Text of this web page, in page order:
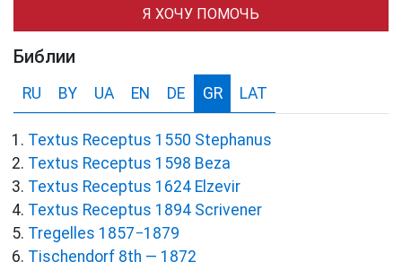
Я ХОЧУ ПОМОЧЬ
Библии
RU BY UA EN DE GR LAT
Textus Receptus 1550 Stephanus
Textus Receptus 1598 Beza
Textus Receptus 1624 Elzevir
Textus Receptus 1894 Scrivener
Tregelles 1857−1879
Tischendorf 8th — 1872